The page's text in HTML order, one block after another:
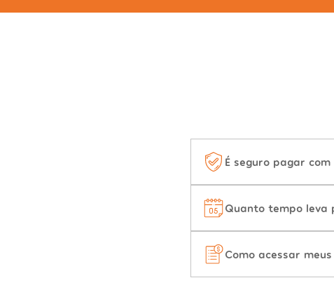
É seguro pagar
Quanto tempo leva
Como acessar